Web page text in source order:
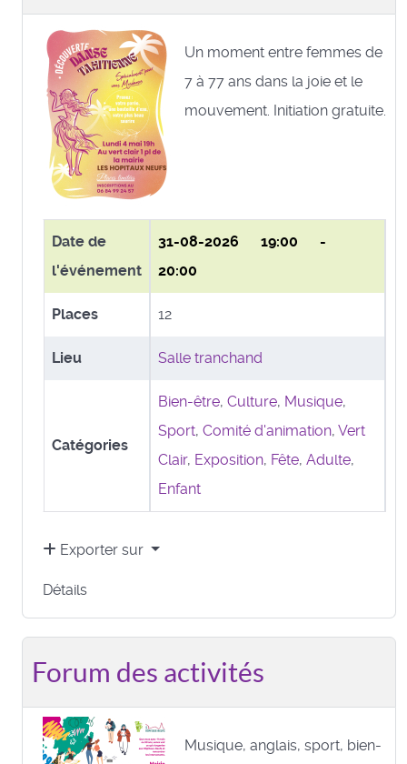
Un moment entre femmes de
7 à 77 ans dans la joie et le
mouvement. Initiation gratuite.
Date de
l'événement
31-08-2026 19:00 -
20:00
Places 12
Lieu Salle tranchand
Catégories
Bien-être, Culture, Musique,
Sport, Comité d'animation, Vert
Clair, Exposition, Fête, Adulte,
Enfant
Exporter sur
Détails
Forum des activités
Musique, anglais, sport, bien-